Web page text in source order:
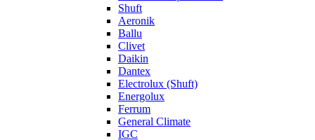
Shuft
Aeronik
Ballu
Clivet
Daikin
Dantex
Electrolux (Shuft)
Energolux
Ferrum
General Climate
IGC